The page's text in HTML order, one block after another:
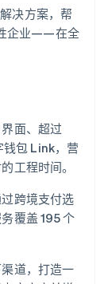
决方案，帮
企业——在全
面、超过
包 Link，营
工程时间。
跨境支付选
覆盖 195 个
道，打造一